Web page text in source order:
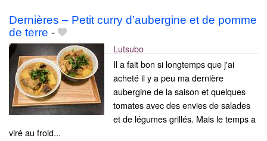
Dernières – Petit curry d’aubergine et de pomme
de terre -
Lutsubo
Il a fait bon si longtemps que j'ai
acheté il y a peu ma dernière
aubergine de la saison et quelques
tomates avec des envies de salades
et de légumes grillés. Mais le temps a
viré au froid...